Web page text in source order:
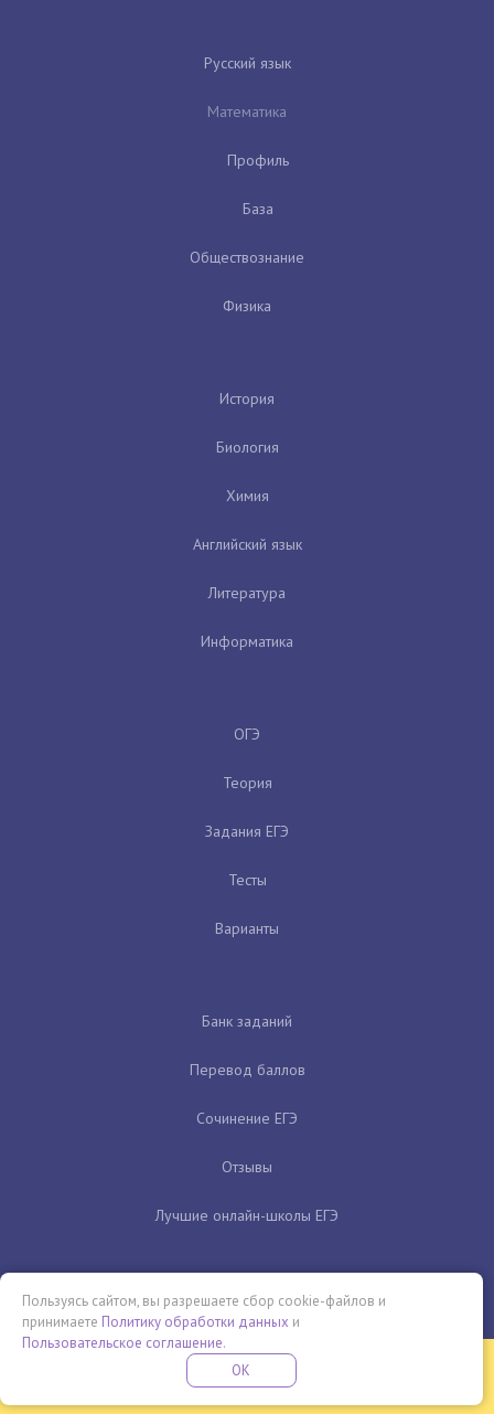
Русский язык
Математика
Профиль
База
Обществознание
Физика
История
Биология
Химия
Английский язык
Литература
Информатика
ОГЭ
Теория
Задания ЕГЭ
Тесты
Варианты
Банк заданий
Перевод баллов
Сочинение ЕГЭ
Отзывы
Лучшие онлайн-школы ЕГЭ
Бесплатная летняя школа
ПРОВЕДИ ЭТО ЛЕТО С ПОЛЬЗОЙ
Пользуясь сайтом, вы разрешаете сбор cookie-файлов и
принимаете Политику обработки данных и
Пользовательское соглашение.
OK